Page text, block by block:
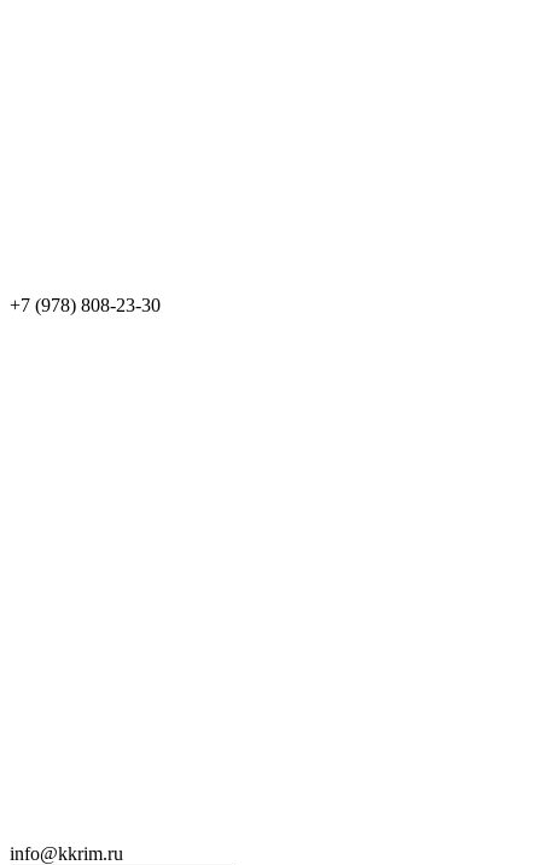
+7 (978) 808-23-30
info@kkrim.ru